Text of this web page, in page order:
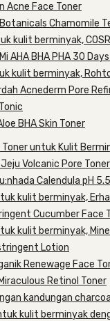
Acne Face Toner
Chamomile
kulit berminyak,
AHA BHA PHA 30
kulit berminyak,
Acnederm Pore
BHA Skin Toner
Toner untuk Kulit
Volcanic Pore
Calendula pH
kulit berminyak,
Cucumber Face
kulit berminyak,
Lotion
Renewage Face
Retinol Toner
kandungan charcoal
kulit berminyak